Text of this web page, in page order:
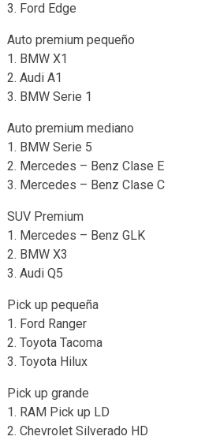
3. Ford Edge
Auto premium pequeño
1. BMW X1
2. Audi A1
3. BMW Serie 1
Auto premium mediano
1. BMW Serie 5
2. Mercedes – Benz Clase E
3. Mercedes – Benz Clase C
SUV Premium
1. Mercedes – Benz GLK
2. BMW X3
3. Audi Q5
Pick up pequeña
1. Ford Ranger
2. Toyota Tacoma
3. Toyota Hilux
Pick up grande
1. RAM Pick up LD
2. Chevrolet Silverado HD